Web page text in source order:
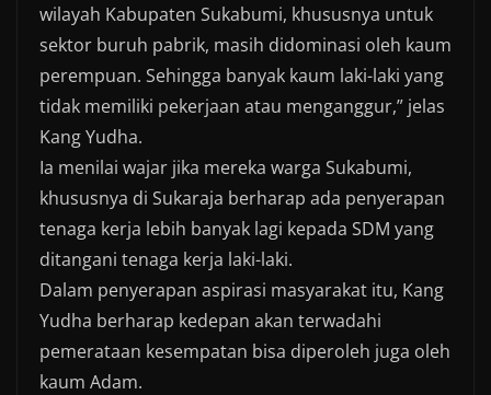
wilayah Kabupaten Sukabumi, khususnya untuk
sektor buruh pabrik, masih didominasi oleh kaum
perempuan. Sehingga banyak kaum laki-laki yang
tidak memiliki pekerjaan atau menganggur,” jelas
Kang Yudha.
Ia menilai wajar jika mereka warga Sukabumi,
khususnya di Sukaraja berharap ada penyerapan
tenaga kerja lebih banyak lagi kepada SDM yang
ditangani tenaga kerja laki-laki.
Dalam penyerapan aspirasi masyarakat itu, Kang
Yudha berharap kedepan akan terwadahi
pemerataan kesempatan bisa diperoleh juga oleh
kaum Adam.